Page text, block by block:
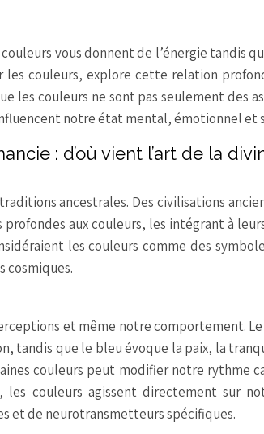
vous donnent de l’énergie tandis
les couleurs, explore cette relation
les couleurs ne sont pas seulement des
notre état mental, émotionnel et
: d’où vient l’art de la
ancestrales. Des civilisations
aux couleurs, les intégrant à
les couleurs comme des
cosmiques.
et même notre comportement.
tandis que le bleu évoque la paix, la
couleurs peut modifier notre rythme
couleurs agissent directement sur
et de neurotransmetteurs spécifiques.